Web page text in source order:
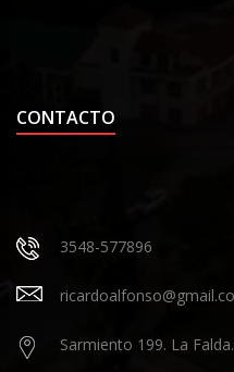
CONTACTO
3548-577896
Sarmiento 199. La